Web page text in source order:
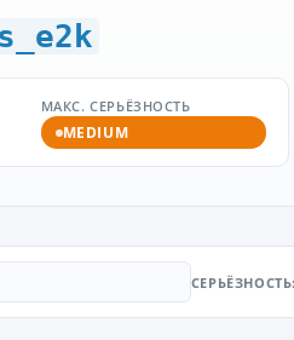
МАКС. СЕРЬЁЗНОСТЬ
MEDIUM